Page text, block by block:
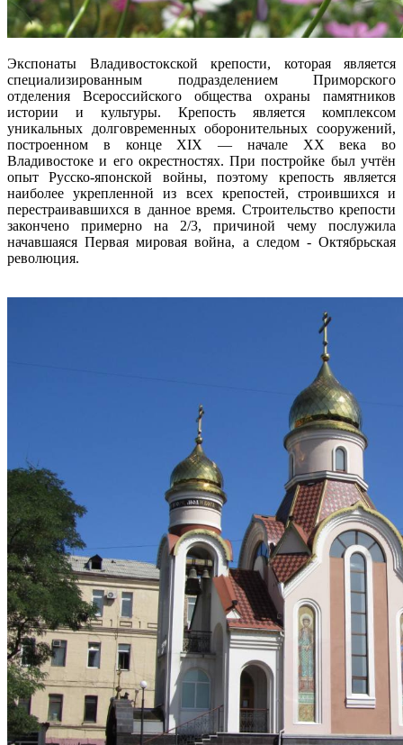
Экспонаты Владивостокской крепости, которая является
специализированным подразделением Приморского
отделения Всероссийского общества охраны памятников
истории и культуры. Крепость является комплексом
уникальных долговременных оборонительных сооружений,
построенном в конце XIX — начале XX века во
Владивостоке и его окрестностях. При постройке был учтён
опыт Русско-японской войны, поэтому крепость является
наиболее укрепленной из всех крепостей, строившихся и
перестраивавшихся в данное время. Строительство крепости
закончено примерно на 2/3, причиной чему послужила
начавшаяся Первая мировая война, а следом - Октябрьская
революция.